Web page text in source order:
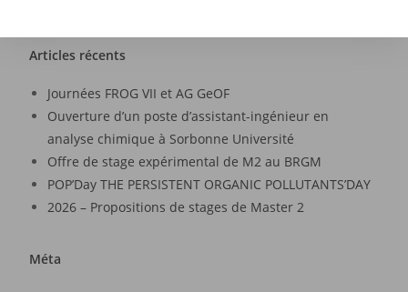
Articles récents
Journées FROG VII et AG GeOF
Ouverture d’un poste d’assistant-ingénieur en
analyse chimique à Sorbonne Université
Offre de stage expérimental de M2 au BRGM
POP’Day THE PERSISTENT ORGANIC POLLUTANTS’DAY
2026 – Propositions de stages de Master 2
Méta